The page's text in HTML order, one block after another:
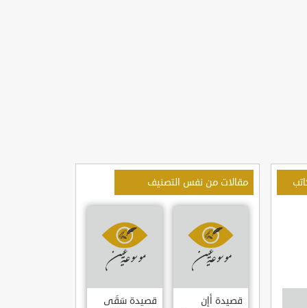
مقالات من نفس التصنيف
قصيدة أإن
قصيدة سَقَى